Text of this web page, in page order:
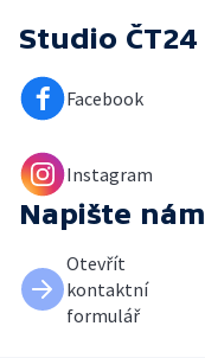
Studio ČT24
Facebook
Instagram
Napište nám
Otevřít
kontaktní
formulář